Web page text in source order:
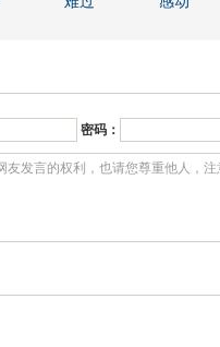
密码：